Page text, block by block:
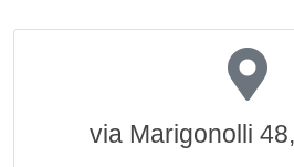
via Marigonolli